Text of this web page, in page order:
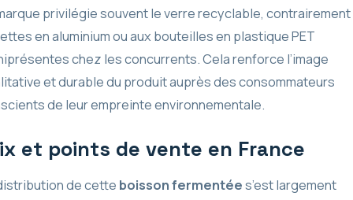
privilégie souvent le verre recyclable, contrairement
en aluminium ou aux bouteilles en plastique PET
chez les concurrents. Cela renforce l’image
et durable du produit auprès des consommateurs
de leur empreinte environnementale.
et points de vente en France
de cette boisson fermentées’est largement